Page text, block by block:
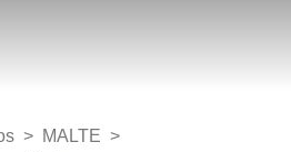
MALTE